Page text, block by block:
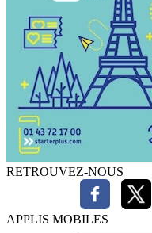
RETROUVEZ-NOUS
APPLIS MOBILES